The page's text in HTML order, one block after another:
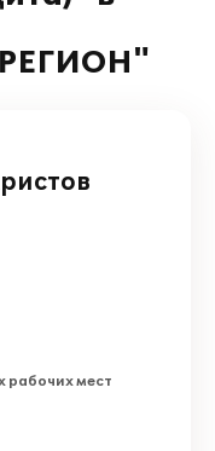
рабочих мест